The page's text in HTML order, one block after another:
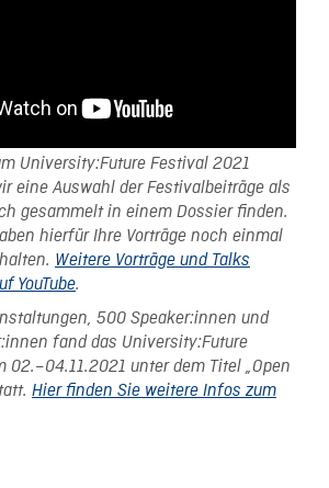
University:Future Festival 2021
eine Auswahl der Festivalbeiträge als
gesammelt in einem Dossier finden.
hierfür Ihre Vorträge noch einmal
Weitere Vorträge und Talks
YouTube.
500 Speaker:innen und
fand das University:Future
02.–04.11.2021 unter dem Titel „Open
Hier finden Sie weitere Infos zum